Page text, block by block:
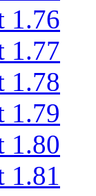
1.76
1.77
1.78
1.79
1.80
1.81